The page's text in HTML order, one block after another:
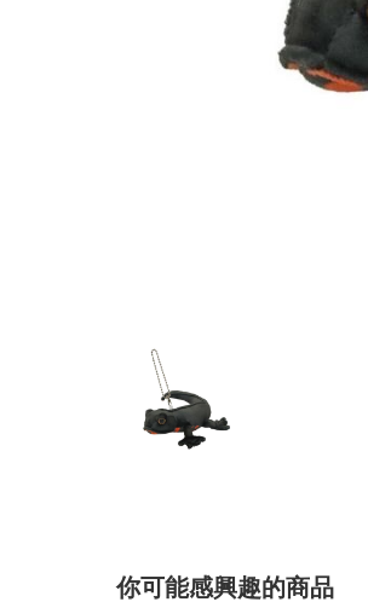
你可能感興趣的商品